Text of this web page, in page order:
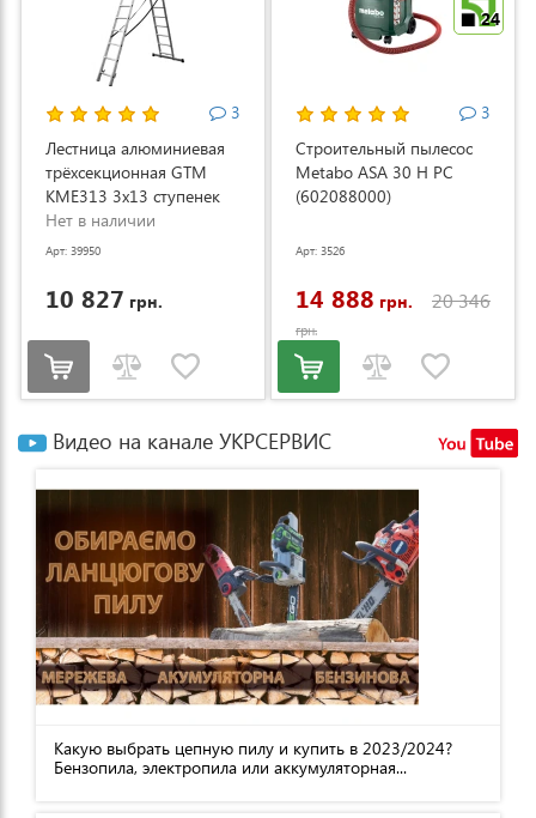
3
Лестница алюминиевая
трёхсекционная GTM
KME313 3x13 ступенек
3.53-8.93м (KME313)
Нет в наличии
Арт: 39950
10 827 грн.
24
3
Строительный пылесос
Metabo ASA 30 H PC
(602088000)
Арт: 3526
14 888 грн. 20 346
грн.
Видео на канале УКРСЕРВИС
Какую выбрать цепную пилу и купить в 2023/2024?
Бензопила, электропила или аккумуляторная...